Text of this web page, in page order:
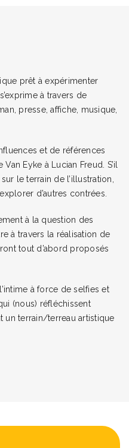
prêt à expérimenter
à travers de
presse, affiche, musique,
et de références
Eyke à Lucian Freud. S’il
le terrain de l’illustration,
d’autres contrées.
à la question des
à travers la réalisation de
tout d’abord proposés
à force de selfies et
(nous) réfléchissent
un terrain/terreau artistique